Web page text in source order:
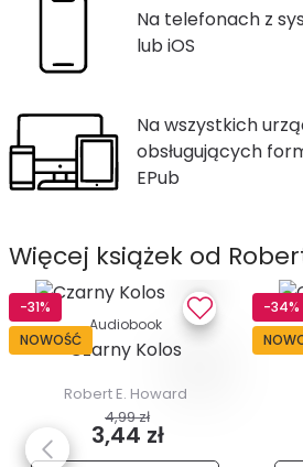
Na telefonach z
lub iOS
Na wszystkich
obsługujących
EPub
Więcej książek od
-31%
NOWOŚĆ
Audiobook
Czarny Kolos
Robert E. Howard
4,99 zł
3,44 zł
-34%